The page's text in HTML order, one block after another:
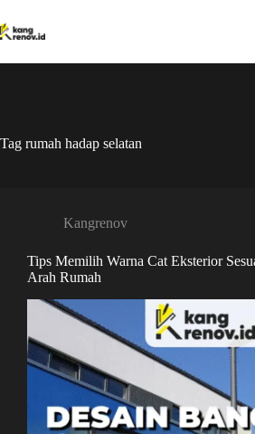
to
content
Tag rumah hadap selatan
Kangrenov
Tips Memilih Warna Cat Eksterior
Arah Rumah